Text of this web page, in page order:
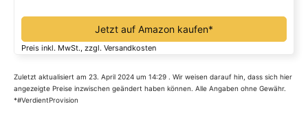
Jetzt auf Amazon kaufen*
Preis inkl. MwSt., zzgl. Versandkosten
Zuletzt aktualisiert am 23. April 2024 um 14:29 . Wir weisen darauf hin, dass sich hier
angezeigte Preise inzwischen geändert haben können. Alle Angaben ohne Gewähr.
*#VerdientProvision